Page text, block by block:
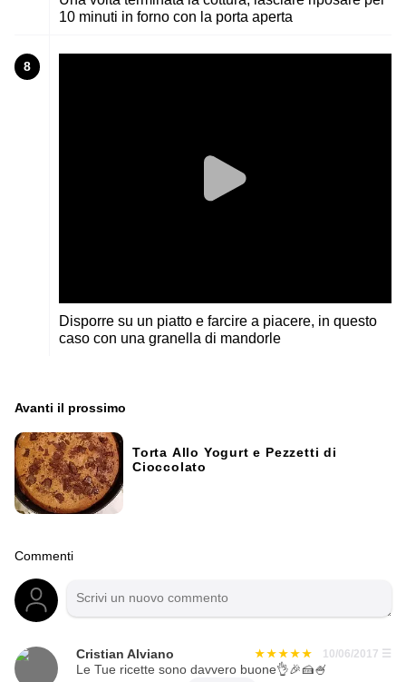
10 minuti in forno con la porta aperta
8
Disporre su un piatto e farcire a piacere, in questo
caso con una granella di mandorle
Avanti il ​​prossimo
Torta Allo Yogurt e Pezzetti di
Cioccolato
Commenti
Cristian Alviano 10/06/2017 ☰
Le Tue ricette sono davvero buone👌🎉🍰🍧